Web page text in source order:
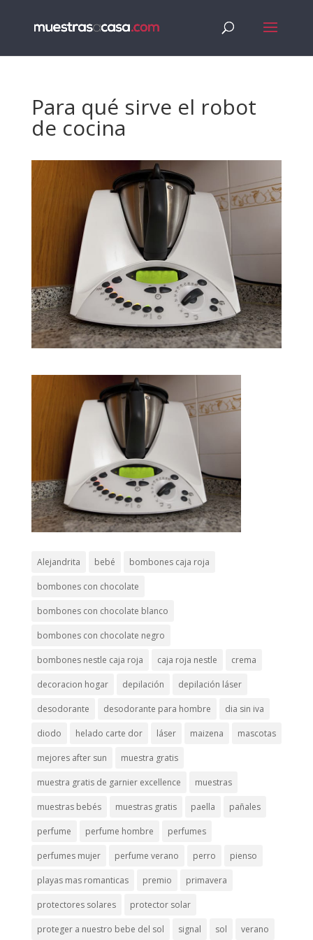
Para qué sirve el robot
de cocina
Alejandrita bebé bombones caja roja
bombones con chocolate
bombones con chocolate blanco
bombones con chocolate negro
bombones nestle caja roja caja roja nestle crema
decoracion hogar depilación depilación láser
desodorante desodorante para hombre dia sin iva
diodo helado carte dor láser maizena mascotas
mejores after sun muestra gratis
muestra gratis de garnier excellence muestras
muestras bebés muestras gratis paella pañales
perfume perfume hombre perfumes
perfumes mujer perfume verano perro pienso
playas mas romanticas premio primavera
protectores solares protector solar
proteger a nuestro bebe del sol signal sol verano